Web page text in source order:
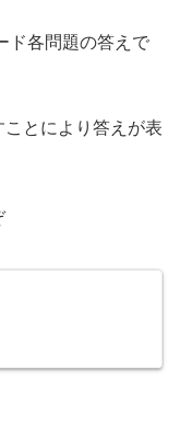
ド各問題の答えで
とにより答えが表